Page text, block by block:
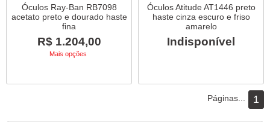
Óculos Ray-Ban RB7098
acetato preto e dourado haste
fina
R$ 1.204,00
Mais opções
Óculos Atitude AT1446 preto
haste cinza escuro e friso
amarelo
Indisponível
Páginas... 1